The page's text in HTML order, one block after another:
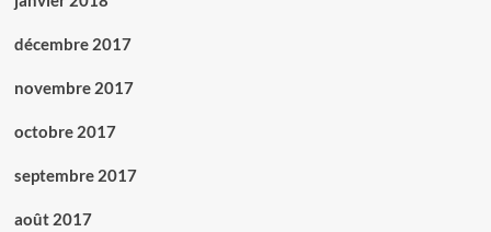
décembre 2017
novembre 2017
octobre 2017
septembre 2017
août 2017